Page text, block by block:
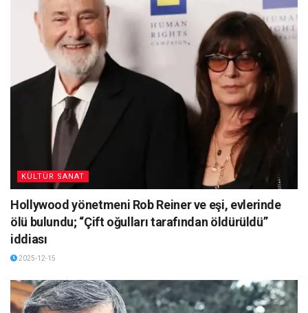
KÜLTÜR SANAT
Hollywood yönetmeni Rob Reiner ve eşi, evlerinde
ölü bulundu; “Çift oğulları tarafından öldürüldü”
iddiası
2025-12-15